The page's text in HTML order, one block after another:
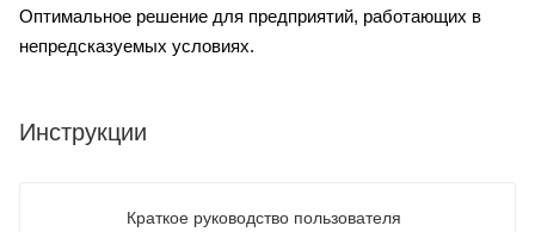
Оптимальное решение для предприятий, работающих в
непредсказуемых условиях.
Инструкции
Краткое руководство пользователя